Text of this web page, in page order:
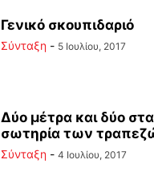
Γενικό σκουπιδαριό
Σύνταξη - 5 Ιουλίου, 2017
Δύο μέτρα και δύο
σωτηρία των
Σύνταξη - 4 Ιουλίου, 2017